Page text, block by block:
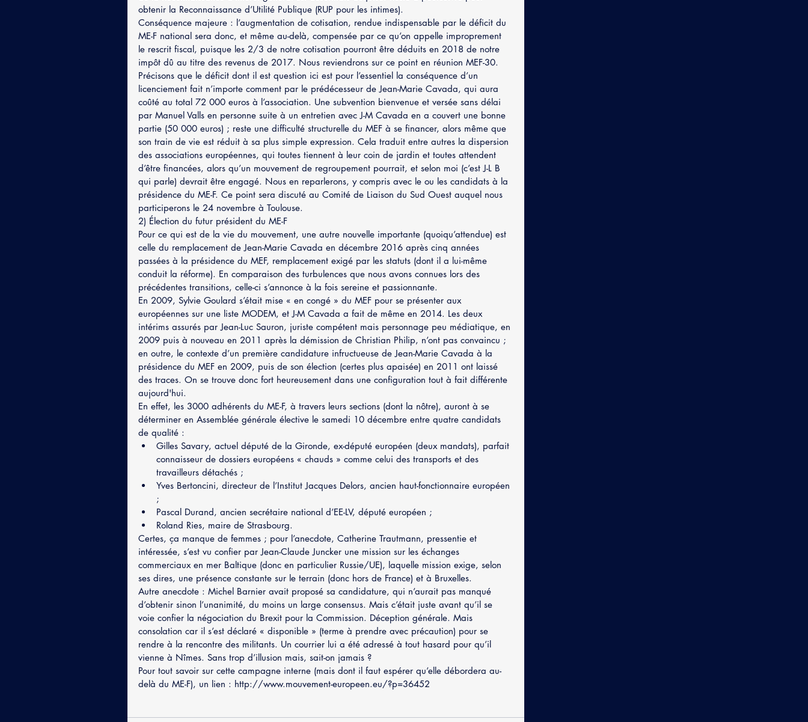
obtenir la Reconnaissance d’Utilité Publique (RUP pour les intimes).
Conséquence majeure : l’augmentation de cotisation, rendue indispensable par le déficit du
ME-F national sera donc, et même au-delà, compensée par ce qu’on appelle improprement
le rescrit fiscal, puisque les 2/3 de notre cotisation pourront être déduits en 2018 de notre
impôt dû au titre des revenus de 2017. Nous reviendrons sur ce point en réunion MEF-30.
Précisons que le déficit dont il est question ici est pour l’essentiel la conséquence d’un
licenciement fait n’importe comment par le prédécesseur de Jean-Marie Cavada, qui aura
coûté au total 72 000 euros à l’association. Une subvention bienvenue et versée sans délai
par Manuel Valls en personne suite à un entretien avec J-M Cavada en a couvert une bonne
partie (50 000 euros) ; reste une difficulté structurelle du MEF à se financer, alors même que
son train de vie est réduit à sa plus simple expression. Cela traduit entre autres la dispersion
des associations européennes, qui toutes tiennent à leur coin de jardin et toutes attendent
d’être financées, alors qu’un mouvement de regroupement pourrait, et selon moi (c’est J-L B
qui parle) devrait être engagé. Nous en reparlerons, y compris avec le ou les candidats à la
présidence du ME-F. Ce point sera discuté au Comité de Liaison du Sud Ouest auquel nous
participerons le 24 novembre à Toulouse.
2) Élection du futur président du ME-F
Pour ce qui est de la vie du mouvement, une autre nouvelle importante (quoiqu’attendue) est
celle du remplacement de Jean-Marie Cavada en décembre 2016 après cinq années
passées à la présidence du MEF, remplacement exigé par les statuts (dont il a lui-même
conduit la réforme). En comparaison des turbulences que nous avons connues lors des
précédentes transitions, celle-ci s’annonce à la fois sereine et passionnante.
En 2009, Sylvie Goulard s’était mise « en congé » du MEF pour se présenter aux
européennes sur une liste MODEM, et J-M Cavada a fait de même en 2014. Les deux
intérims assurés par Jean-Luc Sauron, juriste compétent mais personnage peu médiatique, en
2009 puis à nouveau en 2011 après la démission de Christian Philip, n’ont pas convaincu ;
en outre, le contexte d’un première candidature infructueuse de Jean-Marie Cavada à la
présidence du MEF en 2009, puis de son élection (certes plus apaisée) en 2011 ont laissé
des traces. On se trouve donc fort heureusement dans une configuration tout à fait différente
aujourd'hui.
En effet, les 3000 adhérents du ME-F, à travers leurs sections (dont la nôtre), auront à se
déterminer en Assemblée générale élective le samedi 10 décembre entre quatre candidats
de qualité :
Gilles Savary, actuel député de la Gironde, ex-député européen (deux mandats), parfait
connaisseur de dossiers européens « chauds » comme celui des transports et des
travailleurs détachés ;
Yves Bertoncini, directeur de l’Institut Jacques Delors, ancien haut-fonctionnaire européen
;
Pascal Durand, ancien secrétaire national d’EE-LV, député européen ;
Roland Ries, maire de Strasbourg.
Certes, ça manque de femmes ; pour l’anecdote, Catherine Trautmann, pressentie et
intéressée, s’est vu confier par Jean-Claude Juncker une mission sur les échanges
commerciaux en mer Baltique (donc en particulier Russie/UE), laquelle mission exige, selon
ses dires, une présence constante sur le terrain (donc hors de France) et à Bruxelles.
Autre anecdote : Michel Barnier avait proposé sa candidature, qui n’aurait pas manqué
d’obtenir sinon l’unanimité, du moins un large consensus. Mais c’était juste avant qu’il se
voie confier la négociation du Brexit pour la Commission. Déception générale. Mais
consolation car il s’est déclaré « disponible » (terme à prendre avec précaution) pour se
rendre à la rencontre des militants. Un courrier lui a été adressé à tout hasard pour qu’il
vienne à Nîmes. Sans trop d’illusion mais, sait-on jamais ?
Pour tout savoir sur cette campagne interne (mais dont il faut espérer qu’elle débordera au-
delà du ME-F), un lien : http://www.mouvement-europeen.eu/?p=36452